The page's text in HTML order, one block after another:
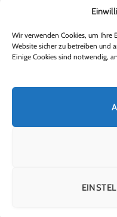
Wir verwenden Cookies, um Ihre
Website sicher zu betreiben und
Einige Cookies sind notwendig,
Ralf
June 26,
hinter
HEIM